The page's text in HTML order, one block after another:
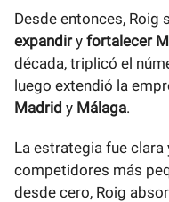
Desde entonces, Roig
expandiry fortalecer
década, triplicó el
luego extendió la
Madrid y Málaga.
La estrategia fue
competidores más
desde cero, Roig